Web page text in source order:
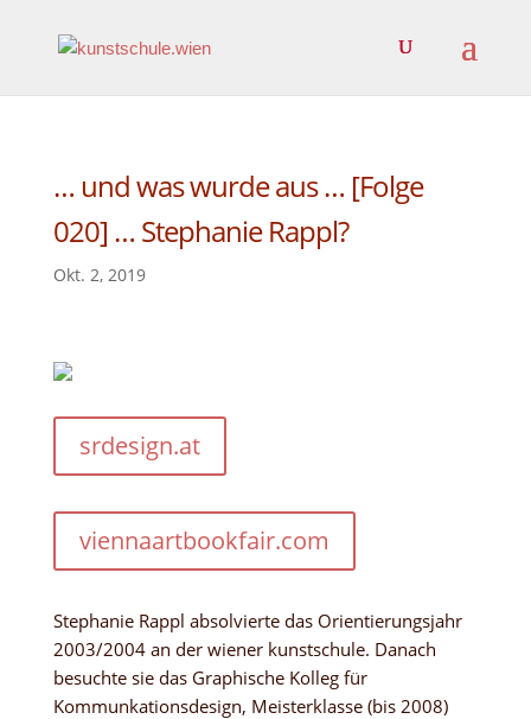
… und was wurde aus … [Folge
020] … Stephanie Rappl?
Okt. 2, 2019
srdesign.at
viennaartbookfair.com
Stephanie Rappl absolvierte das Orientierungsjahr
2003/2004 an der wiener kunstschule. Danach
besuchte sie das Graphische Kolleg für
Kommunkationsdesign, Meisterklasse (bis 2008)